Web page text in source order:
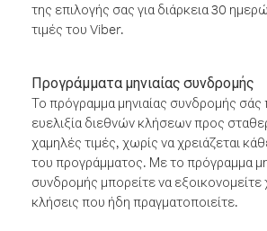
της επιλογής σας για διάρκεια 30
τιμές του Viber.
Προγράμματα μηνιαίας συνδρομής
Το πρόγραμμα μηνιαίας συνδρομής
ευελιξία διεθνών κλήσεων προς
χαμηλές τιμές, χωρίς να χρειάζεται
του προγράμματος. Με το πρόγραμμα
συνδρομής μπορείτε να εξοικονομείτε
κλήσεις που ήδη πραγματοποιείτε.